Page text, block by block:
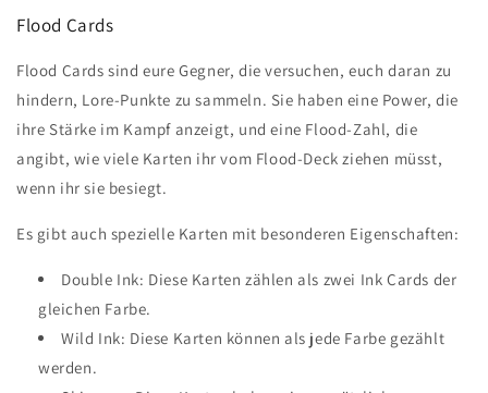
Flood Cards
Flood Cards sind eure Gegner, die versuchen, euch daran zu
hindern, Lore-Punkte zu sammeln. Sie haben eine Power, die
ihre Stärke im Kampf anzeigt, und eine Flood-Zahl, die
angibt, wie viele Karten ihr vom Flood-Deck ziehen müsst,
wenn ihr sie besiegt.
Es gibt auch spezielle Karten mit besonderen Eigenschaften:
Double Ink: Diese Karten zählen als zwei Ink Cards der
gleichen Farbe.
Wild Ink: Diese Karten können als jede Farbe gezählt
werden.